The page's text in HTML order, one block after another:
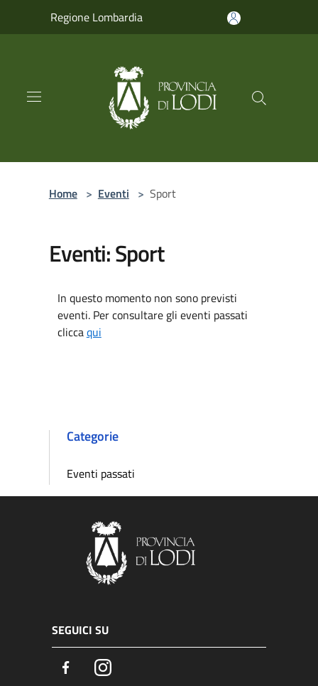
Regione Lombardia
Home > Eventi > Sport
Eventi: Sport
In questo momento non sono previsti
eventi. Per consultare gli eventi passati
cliccaqui
Categorie
Eventi passati
SEGUICI SU
FacebookInstagram